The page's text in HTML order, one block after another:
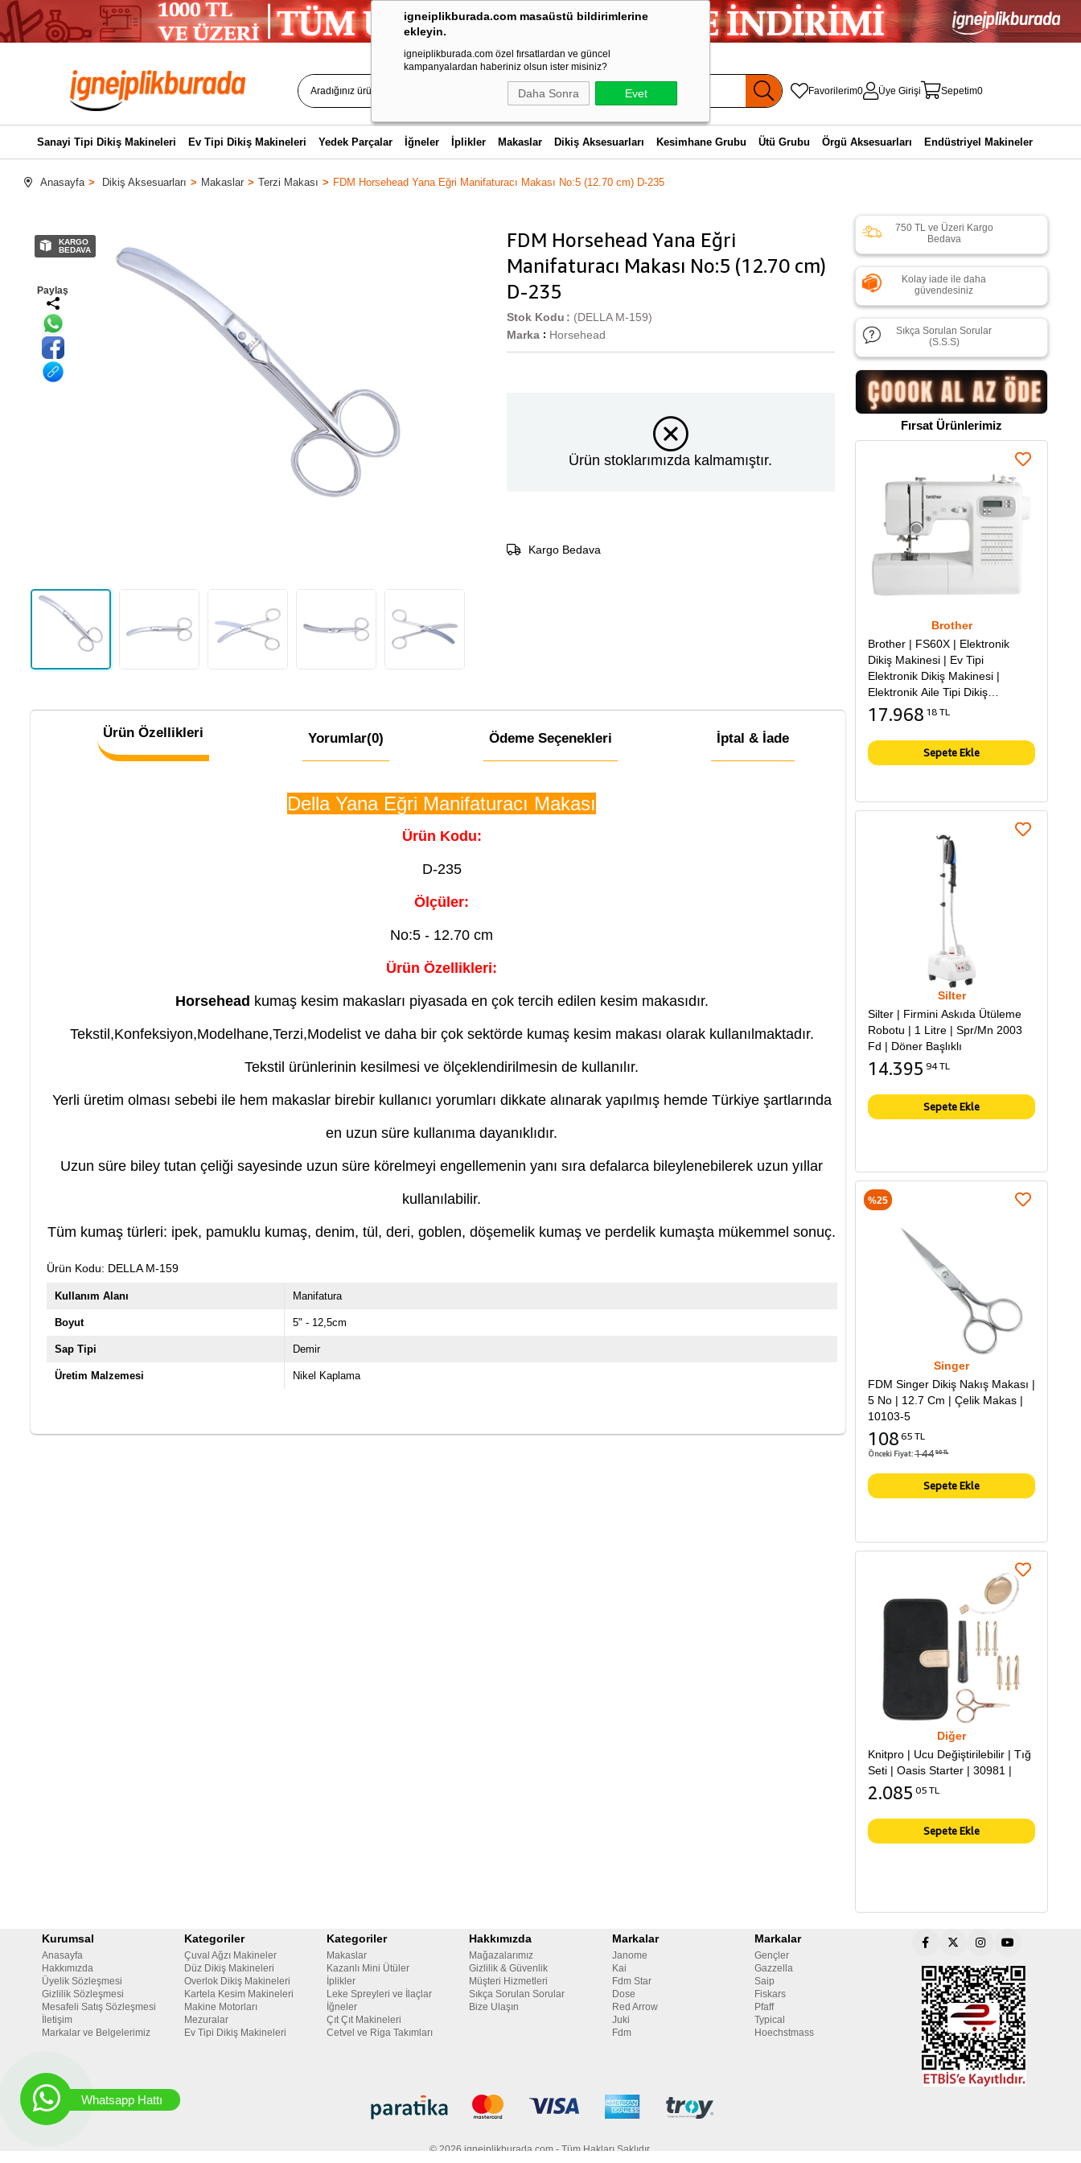
igneiplikburada.com masaüstü bildirimlerine
ekleyin.
igneiplikburada.com özel fırsatlardan ve güncel
kampanyalardan haberiniz olsun ister misiniz?
Daha Sonra Evet Favorilerim0 Üye Girişi Sepetim0
Sanayi Tipi Dikiş Makineleri Ev Tipi Dikiş Makineleri Yedek Parçalar İğneler İplikler Makaslar Dikiş Aksesuarları Kesimhane Grubu Ütü Grubu Örgü Aksesuarları Endüstriyel Makineler
Anasayfa Dikiş Aksesuarları Makaslar Terzi Makası FDM Horsehead Yana Eğri Manifaturacı Makası No:5 (12.70 cm) D-235
KARGO
BEDAVA
Paylaş
FDM Horsehead Yana Eğri
Manifaturacı Makası No:5 (12.70 cm)
D-235
(DELLA M-159)
Stok Kodu
Marka : Horsehead
Ürün stoklarımızda kalmamıştır.
Kargo Bedava
Ürün Özellikleri Yorumlar(0) Ödeme Seçenekleri İptal & İade
Della Yana Eğri Manifaturacı Makası
Ürün Kodu:
D-235
Ölçüler:
No:5 - 12.70 cm
Ürün Özellikleri:
Horsehead kumaş kesim makasları piyasada en çok tercih edilen kesim makasıdır.
Tekstil,Konfeksiyon,Modelhane,Terzi,Modelist ve daha bir çok sektörde kumaş kesim makası olarak kullanılmaktadır.
Tekstil ürünlerinin kesilmesi ve ölçeklendirilmesin de kullanılır.
Yerli üretim olması sebebi ile hem makaslar birebir kullanıcı yorumları dikkate alınarak yapılmış hemde Türkiye şartlarında
en uzun süre kullanıma dayanıklıdır.
Uzun süre biley tutan çeliği sayesinde uzun süre körelmeyi engellemenin yanı sıra defalarca bileylenebilerek uzun yıllar
kullanılabilir.
Tüm kumaş türleri: ipek, pamuklu kumaş, denim, tül, deri, goblen, döşemelik kumaş ve perdelik kumaşta mükemmel sonuç.
Ürün Kodu: DELLA M-159
Kullanım Alanı Manifatura
Boyut 5" - 12,5cm
Sap Tipi Demir
Üretim Malzemesi Nikel Kaplama
750 TL ve Üzeri Kargo
Bedava
Kolay iade ile daha
güvendesiniz
Sıkça Sorulan Sorular
(S.S.S)
Fırsat Ürünlerimiz
Brother
Brother | FS60X | Elektronik
Dikiş Makinesi | Ev Tipi
Elektronik Dikiş Makinesi |
Elektronik Aile Tipi Dikiş
Makinesi
17.968 18 TL
Sepete Ekle
Silter
Silter | Firmini Askıda Ütüleme
Robotu | 1 Litre | Spr/Mn 2003
Fd | Döner Başlıklı
14.395 94 TL
Sepete Ekle
Singer
FDM Singer Dikiş Nakış Makası |
5 No | 12.7 Cm | Çelik Makas |
10103-5
108 65 TL
Önceki Fiyat:144 86 TL
Sepete Ekle
%25
Diğer
Knitpro | Ucu Değiştirilebilir | Tığ
Seti | Oasis Starter | 30981 |
2.085 05 TL
Sepete Ekle
Kurumsal
Anasayfa
Hakkımızda
Üyelik Sözleşmesi
Gizlilik Sözleşmesi
Mesafeli Satış Sözleşmesi
İletişim
Markalar ve Belgelerimiz
Kategoriler
Çuval Ağzı Makineler
Düz Dikiş Makineleri
Overlok Dikiş Makineleri
Kartela Kesim Makineleri
Makine Motorları
Mezuralar
Ev Tipi Dikiş Makineleri
Kategoriler
Makaslar
Kazanlı Mini Ütüler
İplikler
Leke Spreyleri ve İlaçlar
İğneler
Çıt Çıt Makineleri
Cetvel ve Riga Takımları
Hakkımızda
Mağazalarımız
Gizlilik & Güvenlik
Müşteri Hizmetleri
Sıkça Sorulan Sorular
Bize Ulaşın
Markalar
Janome
Kai
Fdm Star
Dose
Red Arrow
Juki
Fdm
Markalar
Gençler
Gazzella
Saip
Fiskars
Pfaff
Typical
Hoechstmass
© 2026 igneiplikburada.com - Tüm Hakları Saklıdır.
Whatsapp Hattı